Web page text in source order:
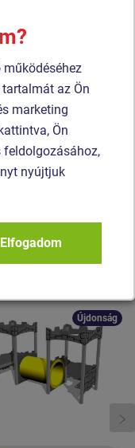
képesség és főleg
és ezáltal a
(Nagynyomású
UV-álló
készülnek.
- DOH-6201K-10
Újdonság
az Ön
marketing
Ön
feldolgozásához,
nyújtjuk
Elfogadom